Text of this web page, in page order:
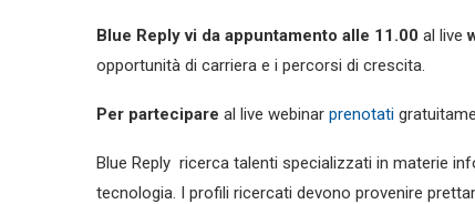
Blue Reply vi da appuntamento alle 11.00 al live
opportunità di carriera e i percorsi di crescita.
Per partecipare al live webinar prenotati
Blue Reply ricerca talenti specializzati in materie
tecnologia. I profili ricercati devono provenire